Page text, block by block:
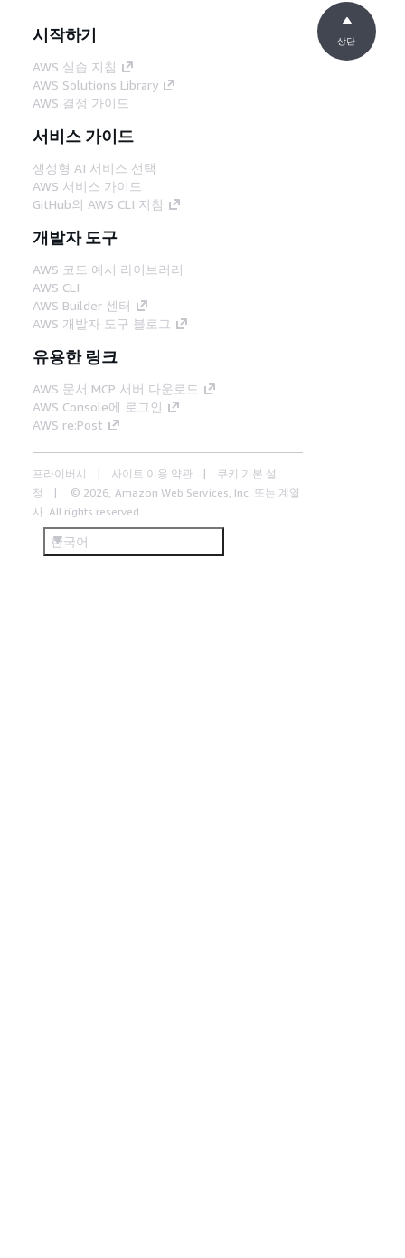
시작하기
AWS 실습 지침
AWS Solutions Library
AWS 결정 가이드
서비스 가이드
생성형 AI 서비스 선택
AWS 서비스 가이드
GitHub의 AWS CLI 지침
개발자 도구
AWS 코드 예시 라이브러리
AWS CLI
AWS Builder 센터
AWS 개발자 도구 블로그
유용한 링크
AWS 문서 MCP 서버 다운로드
AWS Console에 로그인
AWS re:Post
프라이버시 사이트 이용 약관
쿠키 기본 설
정
© 2026, Amazon Web Services, Inc. 또는 계열
사. All rights reserved.
한국어
상단